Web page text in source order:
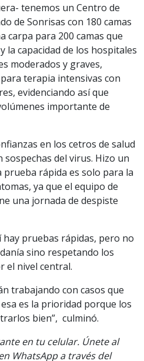
tenemos un Centro de
de Sonrisas con 180 camas
carpa para 200 camas que
la capacidad de los hospitales
moderados y graves,
terapia intensivas con
evidenciando así que
importante de
en los cetros de salud
del virus. Hizo un
prueba rápida es solo para la
ya que el equipo de
una jornada de despiste
hay pruebas rápidas, pero no
sino respetando los
el nivel central.
trabajando con casos que
es la prioridad porque los
bien”, culminó.
en tu celular. Únete al
WhatsApp a través del